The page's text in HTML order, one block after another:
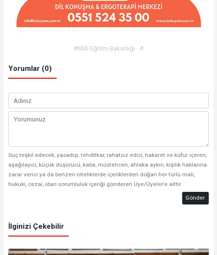
#Milli Eğitim Bakanlığı #
Yorumlar (0)
Suç teşkil edecek, yasadışı, tehditkar, rahatsız edici, hakaret ve küfür içeren,
aşağılayıcı, küçük düşürücü, kaba, müstehcen, ahlaka aykırı, kişilik haklarına
zarar verici ya da benzeri niteliklerde içeriklerden doğan her türlü mali,
hukuki, cezai, idari sorumluluk içeriği gönderen Üye/Üyeler’e aittir.
Gönder
İlginizi Çekebilir